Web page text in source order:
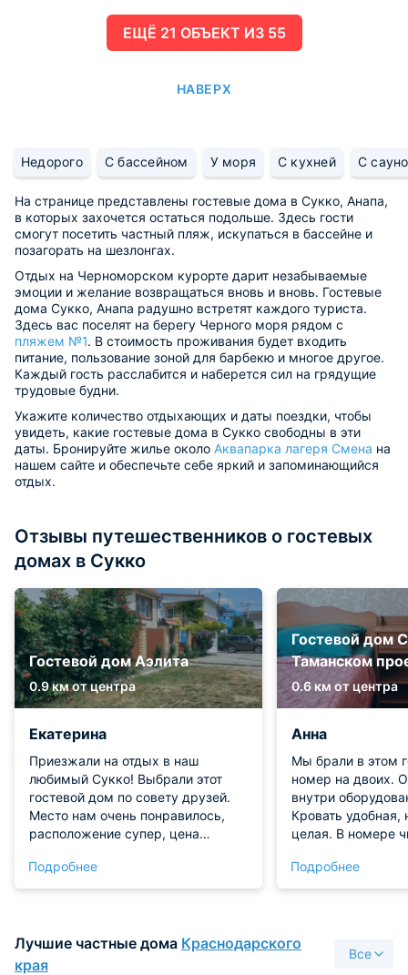
ЕЩË 21 ОБЪЕКТ ИЗ 55
НАВЕРХ
Недорого С бассейном У моря С кухней С
На странице представлены гостевые дома в Сукко, Анапа,
в которых захочется остаться подольше. Здесь гости
смогут посетить частный пляж, искупаться в бассейне и
позагорать на шезлонгах.
Отдых на Черноморском курорте дарит незабываемые
эмоции и желание возвращаться вновь и вновь. Гостевые
дома Сукко, Анапа радушно встретят каждого туриста.
Здесь вас поселят на берегу Черного моря рядом с
пляжем №1. В стоимость проживания будет входить
питание, пользование зоной для барбекю и многое другое.
Каждый гость расслабится и наберется сил на грядущие
трудовые будни.
Укажите количество отдыхающих и даты поездки, чтобы
увидеть, какие гостевые дома в Сукко свободны в эти
даты. Бронируйте жилье около Аквапарка лагеря Смена на
нашем сайте и обеспечьте себе яркий и запоминающийся
отдых.
Отзывы путешественников о гостевых
домах в Сукко
Гостевой дом Аэлита
0.9 км от центра
Екатерина
Приезжали на отдых в наш
любимый Сукко! Выбрали этот
гостевой дом по совету друзей.
Место нам очень понравилось,
расположение супер, цена
максимально комфортно. Номер
уютный, со всеми необходимыми
Подробнее
Гостевой дом
Таманском
0.6 км от центра
Анна
Мы брали в этом
номер на двоих.
внутри
Кровать удобная,
целая. В номере
шкаф для вещей.
чистая, без
многочисленных
создают
Подробнее
Лучшие частные дома Краснодарского
края
Все